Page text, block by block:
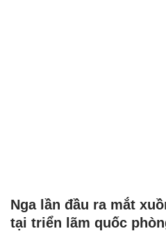
Nga lần đầu ra mắt
tại triển lãm quốc